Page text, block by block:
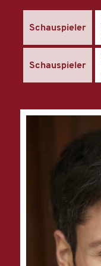
Schauspieler
Schauspieler